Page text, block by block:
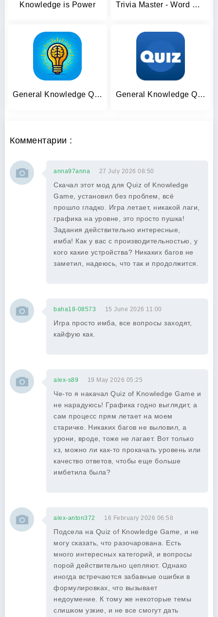
Knowledge is Power Trivia Master - Word Quiz Game
General Knowledge Quiz Game General Knowledge Quiz
Комментарии :
anna97anna 27 July 2026 08:50
Скачал этот мод для Quiz of Knowledge
Game, установил без проблем, всё
прошло гладко. Игра летает, никакой лаги,
графика на уровне, это просто пушка!
Задания действительно интересные,
имба! Как у вас с производительностью, у
кого какие устройства? Никаких багов не
заметил, надеюсь, что так и продолжится.
baha18-08573 15 June 2026 11:00
Игра просто имба, все вопросы заходят,
кайфую как.
alex-s89 19 May 2026 05:25
Че-то я накачал Quiz of Knowledge Game и
не нарадуюсь! Графика годно выглядит, а
сам процесс прям летает на моем
старичке. Никаких багов не выловил, а
урони, вроде, тоже не лагает. Вот только
хз, можно ли как-то прокачать уровень или
качество ответов, чтобы еще больше
имбетила была?
alex-anton372 16 February 2026 06:58
Подсела на Quiz of Knowledge Game, и не
могу сказать, что разочарована. Есть
много интересных категорий, и вопросы
порой действительно цепляют. Однако
иногда встречаются забавные ошибки в
формулировках, что вызывает
недоумение. К тому же некоторые темы
слишком узкие, и не все смогут дать